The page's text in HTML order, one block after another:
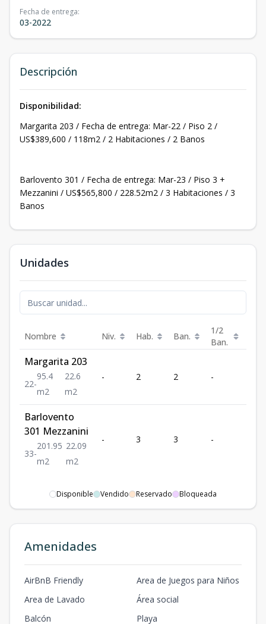
Fecha de entrega:
03-2022
Descripción
Disponibilidad:
Margarita 203 / Fecha de entrega: Mar-22 / Piso 2 /
US$389,600 / 118m2 / 2 Habitaciones / 2 Banos
Barlovento 301 / Fecha de entrega: Mar-23 / Piso 3 +
Mezzanini / US$565,800 / 228.52m2 / 3 Habitaciones / 3
Banos
Unidades
Nombre Niv. Hab. Ban.
1/2
Ban.
Margarita 203
22-
95.4
m2
22.6
m2
- 2 2 -
Barlovento
301 Mezzanini
33-
201.95
m2
22.09
m2
- 3 3 -
Disponible Vendido Reservado Bloqueada
Amenidades
AirBnB Friendly
Area de Juegos para Niños
Area de Lavado
Área social
Balcón
Playa